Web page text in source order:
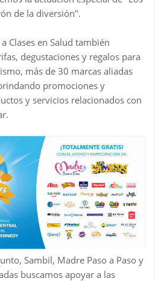
de la diversión".
Clases en Salud también
degustaciones y regalos para
más de 30 marcas aliadas
promociones y
y servicios relacionados con
Sambil, Madre Paso a Paso y
buscamos apoyar a las